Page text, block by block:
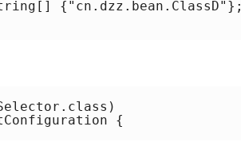
{"cn.dzz.bean.ClassD"};
{